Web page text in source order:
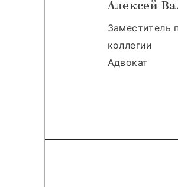
Алексей
Заместитель
коллегии
Адвокат